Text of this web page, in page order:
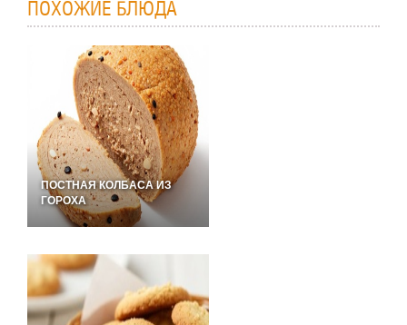
ПОХОЖИЕ БЛЮДА
ПОСТНАЯ КОЛБАСА ИЗ
ГОРОХА